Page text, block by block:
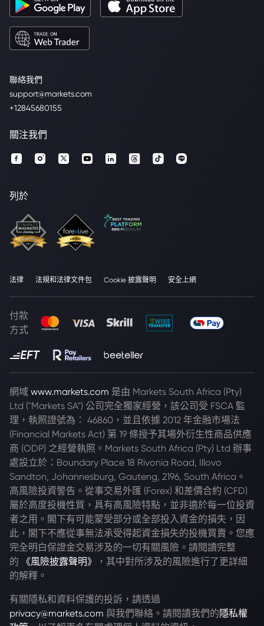
聯絡我們
support@markets.com
+12845680155
關注我們
列於
法律 法規和法律文件包 Cookie 披露聲明 安全上網
付款
方式
網域 www.markets.com 是由 Markets South Africa (Pty)
Ltd ("Markets SA") 公司完全獨家經營，該公司受 FSCA 監
理，執照證號為： 46860，並且依據 2012 年金融市場法
(Financial Markets Act) 第 19 條授予其場外衍生性商品供應
商 (ODP) 之經營執照。Markets South Africa (Pty) Ltd 辦事
處設立於：Boundary Place 18 Rivonia Road, Illovo
Sandton, Johannesburg, Gauteng, 2196, South Africa。
高風險投資警告。從事交易外匯 (Forex) 和差價合約 (CFD)
屬於高度投機性質，具有高風險特點，並非適於每一位投資
者之用。閣下有可能蒙受部分或全部投入資金的損失，因
此，閣下不應從事無法承受得起資金損失的投機買賣。您應
完全明白保證金交易涉及的一切有關風險。請閱讀完整
的
《風險披露聲明》
，其中對所涉及的風險進行了更詳細
的解釋。
有關隱私和資料保護的投訴，請透過
privacy@markets.com 與我們聯絡。請閱讀我們的 隱私權